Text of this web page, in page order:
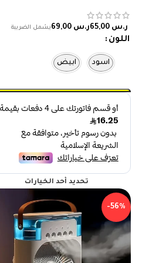
ر.س ر.س
اللون
اسود ابيض
تحديد أحد الخيارات
-56%